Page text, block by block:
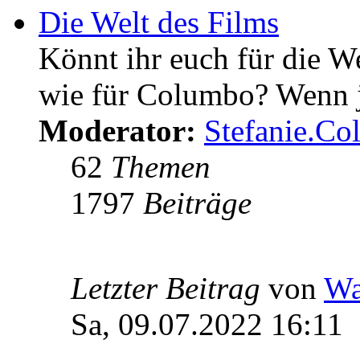
Die Welt des Films
Könnt ihr euch für die
wie für Columbo?
Moderator:
62 Themen
1797 Beiträge
Letzter Beitrag von
Sa, 09.07.2022 16:11